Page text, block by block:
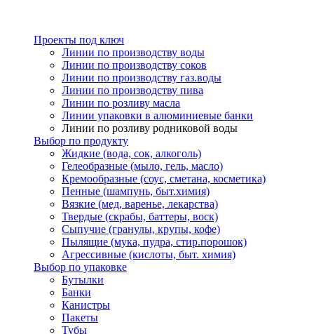
Проекты под ключ
Линии по производству воды
Линии по производству соков
Линии по производству газ.воды
Линии по производству пива
Линии по розливу масла
Линии упаковки в алюминиевые банки
Линии по розливу родниковой воды
Выбор по продукту
Жидкие (вода, сок, алкоголь)
Гелеобразные (мыло, гель, масло)
Кремообразные (соус, сметана, косметика)
Пенные (шампунь, быт.химия)
Вязкие (мед, варенье, лекарства)
Твердые (скрабы, баттеры, воск)
Сыпучие (гранулы, крупы, кофе)
Пылящие (мука, пудра, стир.порошок)
Агрессивные (кислоты, быт. химия)
Выбор по упаковке
Бутылки
Банки
Канистры
Пакеты
Тубы